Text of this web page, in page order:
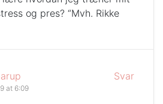
og pres? “Mvh. Rikke
at 6:09
Svar